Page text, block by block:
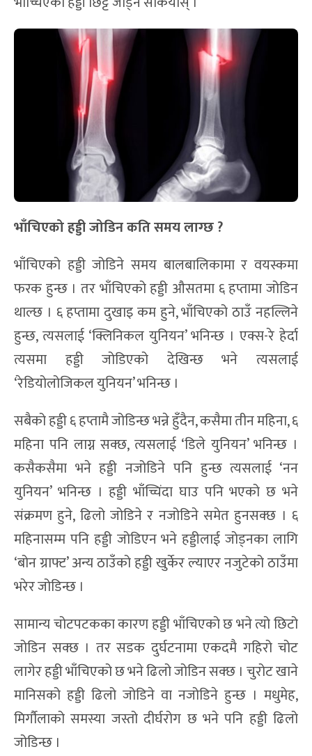
भाँचिएको हड्डी जोडिन कति समय लाग्छ ?
भाँचिएको हड्डी जोडिने समय बालबालिकामा र वयस्कमा
फरक हुन्छ । तर भाँचिएको हड्डी औसतमा ६ हप्तामा जोडिन
थाल्छ । ६ हप्तामा दुखाइ कम हुने, भाँचिएको ठाउँ नहल्लिने
हुन्छ, त्यसलाई ‘क्लिनिकल युनियन’ भनिन्छ । एक्स-रे हेर्दा
त्यसमा हड्डी जोडिएको देखिन्छ भने त्यसलाई
‘रेडियोलोजिकल युनियन’ भनिन्छ ।
सबैको हड्डी ६ हप्तामै जोडिन्छ भन्ने हुँदैन, कसैमा तीन महिना, ६
महिना पनि लाग्न सक्छ, त्यसलाई ‘डिले युनियन’ भनिन्छ ।
कसैकसैमा भने हड्डी नजोडिने पनि हुन्छ त्यसलाई ‘नन
युनियन’ भनिन्छ । हड्डी भाँच्चिंदा घाउ पनि भएको छ भने
संक्रमण हुने, ढिलो जोडिने र नजोडिने समेत हुनसक्छ । ६
महिनासम्म पनि हड्डी जोडिएन भने हड्डीलाई जोड्नका लागि
‘बोन ग्राफ्ट’ अन्य ठाउँको हड्डी खुर्केर ल्याएर नजुटेको ठाउँमा
भरेर जोडिन्छ ।
सामान्य चोटपटकका कारण हड्डी भाँचिएको छ भने त्यो छिटो
जोडिन सक्छ । तर सडक दुर्घटनामा एकदमै गहिरो चोट
लागेर हड्डी भाँचिएको छ भने ढिलो जोडिन सक्छ । चुरोट खाने
मानिसको हड्डी ढिलो जोडिने वा नजोडिने हुन्छ । मधुमेह,
मिर्गौलाको समस्या जस्तो दीर्घरोग छ भने पनि हड्डी ढिलो
जोडिन्छ ।